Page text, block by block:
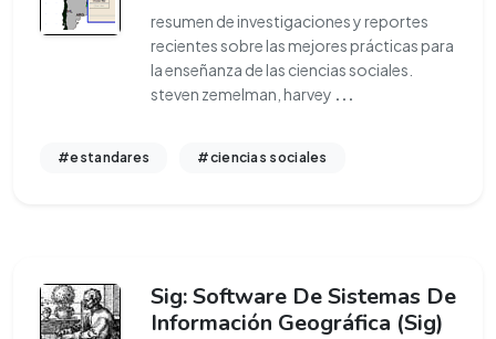
resumen de investigaciones y reportes
recientes sobre las mejores prácticas para
la enseñanza de las ciencias sociales.
steven zemelman, harvey ...
#estandares #ciencias sociales
Sig: Software De Sistemas De
Información Geográfica (Sig)